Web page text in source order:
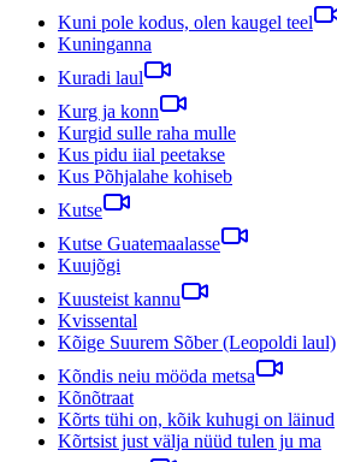
Kuni pole kodus, olen kaugel teel
Kuninganna
Kuradi laul
Kurg ja konn
Kurgid sulle raha mulle
Kus pidu iial peetakse
Kus Põhjalahe kohiseb
Kutse
Kutse Guatemaalasse
Kuujõgi
Kuusteist kannu
Kvissental
Kõige Suurem Sõber (Leopoldi laul)
Kõndis neiu mööda metsa
Kõnõtraat
Kõrts tühi on, kõik kuhugi on läinud
Kõrtsist just välja nüüd tulen ju ma